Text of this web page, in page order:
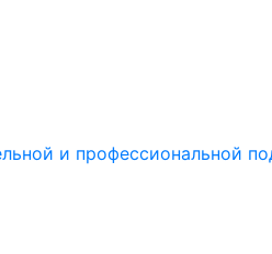
и профессиональной